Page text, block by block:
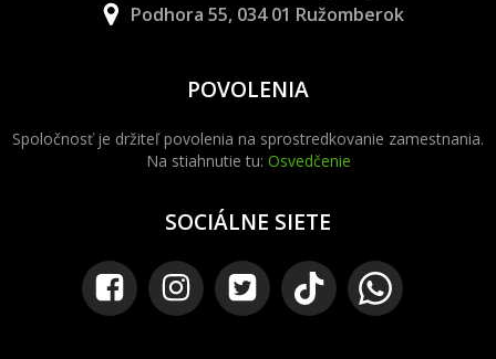
Podhora 55, 034 01 Ružomberok
POVOLENIA
Spoločnosť je držiteľ povolenia na sprostredkovanie zamestnania.
Na stiahnutie tu: Osvedčenie
SOCIÁLNE SIETE